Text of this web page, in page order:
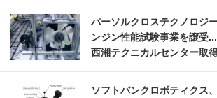
パーソルクロステクノロジ
ンジン性能試験事業を譲受
西湘テクニカルセンター取
ソフトバンクロボティクス